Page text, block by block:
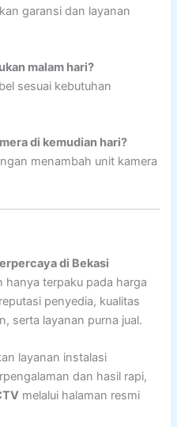
garansi dan layanan
malam hari?
sesuai kebutuhan
di kemudian hari?
menambah unit kamera
di Bekasi
hanya terpaku pada harga
penyedia, kualitas
serta layanan purna jual.
layanan instalasi
dan hasil rapi,
melalui halaman resmi